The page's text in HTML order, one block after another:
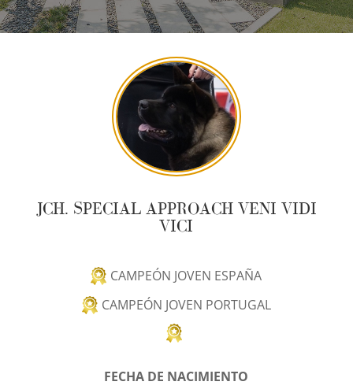
JCH. SPECIAL APPROACH VENI VIDI
VICI
CAMPEÓN JOVEN ESPAÑA
CAMPEÓN JOVEN PORTUGAL
FECHA DE NACIMIENTO